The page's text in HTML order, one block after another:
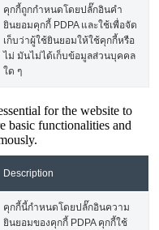
คุกกี้ถูกกำหนดโดยปลั๊กอินคำ
ยินยอมคุกกี้ PDPA และใช้เพื่อจัด
เก็บว่าผู้ใช้ยินยอมให้ใช้คุกกี้หรือ
ไม่ มันไม่ได้เก็บข้อมูลส่วนบุคคล
ใด ๆ
for the website to
basic functionalities and
Description
คุกกี้นี้กำหนดโดยปลั๊กอินความ
ยินยอมของคุกกี้ PDPA คุกกี้ใช้